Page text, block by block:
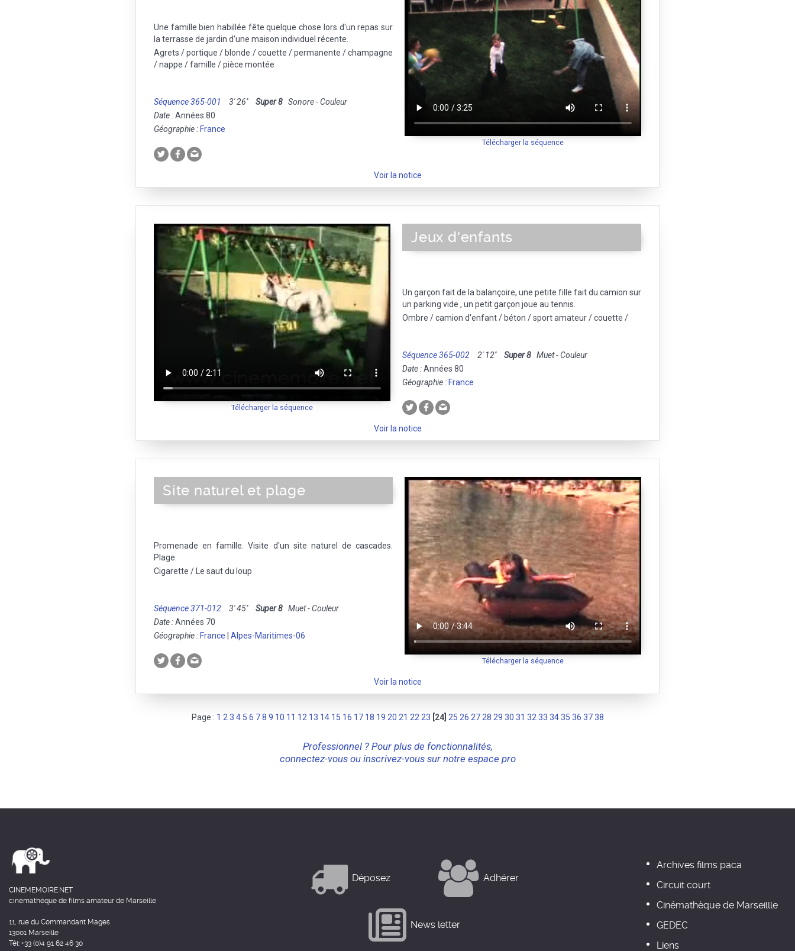
Télécharger la séquence
Une famille bien habillée fête quelque chose lors d'un repas sur
la terrasse de jardin d'une maison individuel récente.
Agrets / portique / blonde / couette / permanente / champagne
/ nappe / famille / pièce montée
Séquence 365-001 3' 26'' Super 8 Sonore - Couleur
Date :Années 80
Géographie : France
Voir la notice
Télécharger la séquence
Jeux d'enfants
Un garçon fait de la balançoire, une petite fille fait du camion sur
un parking vide , un petit garçon joue au tennis.
Ombre / camion d'enfant / béton / sport amateur / couette /
Séquence 365-002 2' 12'' Super 8 Muet - Couleur
Date :Années 80
Géographie : France
Voir la notice
Télécharger la séquence
Site naturel et plage
Promenade en famille. Visite d'un site naturel de cascades.
Plage.
Cigarette / Le saut du loup
Séquence 371-012 3' 45'' Super 8 Muet - Couleur
Date :Années 70
Géographie : France Alpes-Maritimes-06
Voir la notice
Page : 1 2 3 4 5 6 7 8 9 10 11 12 13 14 15 16 17 18 19 20 21 22 23 [24] 25 26 27 28 29 30 31 32 33 34 35 36 37 38
Professionnel ? Pour plus de fonctionnalités,
connectez-vous ou inscrivez-vous sur notre espace pro
CINEMEMOIRE.NET
cinémathèque de films amateur de Marseille
11, rue du Commandant Mages
13001 Marseille
Tél: +33 (0)4 91 62 46 30
Déposez Adhérer
News letter
Archives films paca
Circuit court
Cinémathèque de Marseillle
GEDEC
Liens